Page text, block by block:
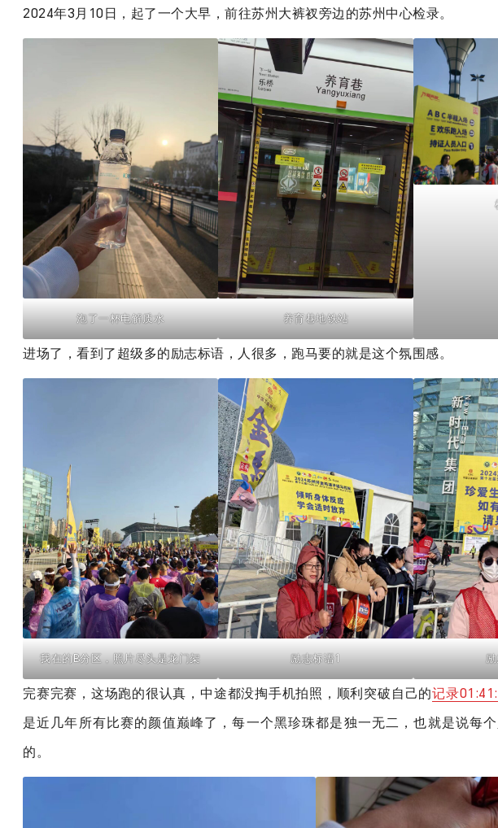
2024年3月10日，起了一个大早，前往苏州大裤衩旁边的苏州中心检录。
泡了一杯电解质水 养育巷地铁站
进场了，看到了超级多的励志标语，人很多，跑马要的就是这个氛围感。
我在的B分区，照片尽头是龙门架 励志标语1
完赛完赛，这场跑的很认真，中途都没掏手机拍照，顺利突破自己的记录
是近几年所有比赛的颜值巅峰了，每一个黑珍珠都是独一无二，也就是说每
的。